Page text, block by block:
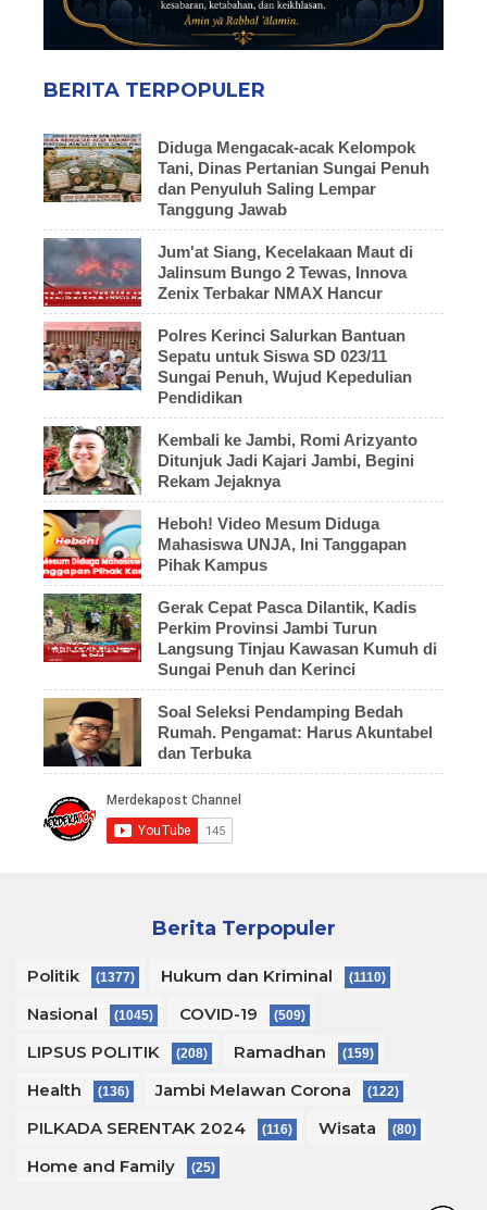
BERITA TERPOPULER
Diduga Mengacak-acak Kelompok
Tani, Dinas Pertanian Sungai Penuh
dan Penyuluh Saling Lempar
Tanggung Jawab
Jum'at Siang, Kecelakaan Maut di
Jalinsum Bungo 2 Tewas, Innova
Zenix Terbakar NMAX Hancur
Polres Kerinci Salurkan Bantuan
Sepatu untuk Siswa SD 023/11
Sungai Penuh, Wujud Kepedulian
Pendidikan
Kembali ke Jambi, Romi Arizyanto
Ditunjuk Jadi Kajari Jambi, Begini
Rekam Jejaknya
Heboh! Video Mesum Diduga
Mahasiswa UNJA, Ini Tanggapan
Pihak Kampus
Gerak Cepat Pasca Dilantik, Kadis
Perkim Provinsi Jambi Turun
Langsung Tinjau Kawasan Kumuh di
Sungai Penuh dan Kerinci
Soal Seleksi Pendamping Bedah
Rumah. Pengamat: Harus Akuntabel
dan Terbuka
Berita Terpopuler
Politik (1377) Hukum dan Kriminal (1110)
Nasional (1045) COVID-19 (509)
LIPSUS POLITIK (208) Ramadhan (159)
Health (136) Jambi Melawan Corona (122)
PILKADA SERENTAK 2024 (116) Wisata (80)
Home and Family (25)